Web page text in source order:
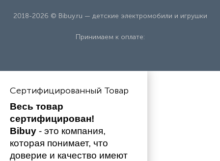
2018-2026 © Bibuy.ru — детские электромобили и игрушки
Принимаем к оплате:
Сертифицированный Товар
Весь товар
сертифицирован!
Bibuy - это компания,
которая понимает, что
доверие и качество имеют